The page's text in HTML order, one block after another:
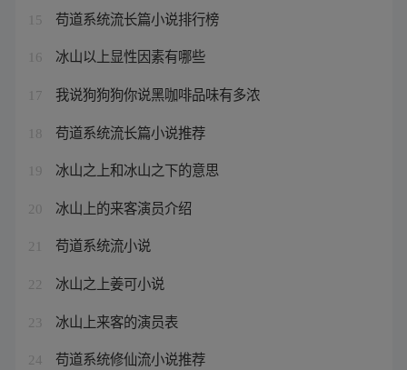
15 苟道系统流长篇小说排行榜
16 冰山以上显性因素有哪些
17 我说狗狗狗你说黑咖啡品味有多浓
18 苟道系统流长篇小说推荐
19 冰山之上和冰山之下的意思
20 冰山上的来客演员介绍
21 苟道系统流小说
22 冰山之上姜可小说
23 冰山上来客的演员表
24 苟道系统修仙流小说推荐